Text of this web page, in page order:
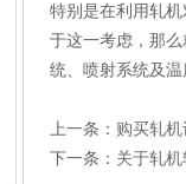
特别是在利用轧
于这一考虑，那
统、喷射系统及温
上一条： 购买轧
下一条： 关于轧